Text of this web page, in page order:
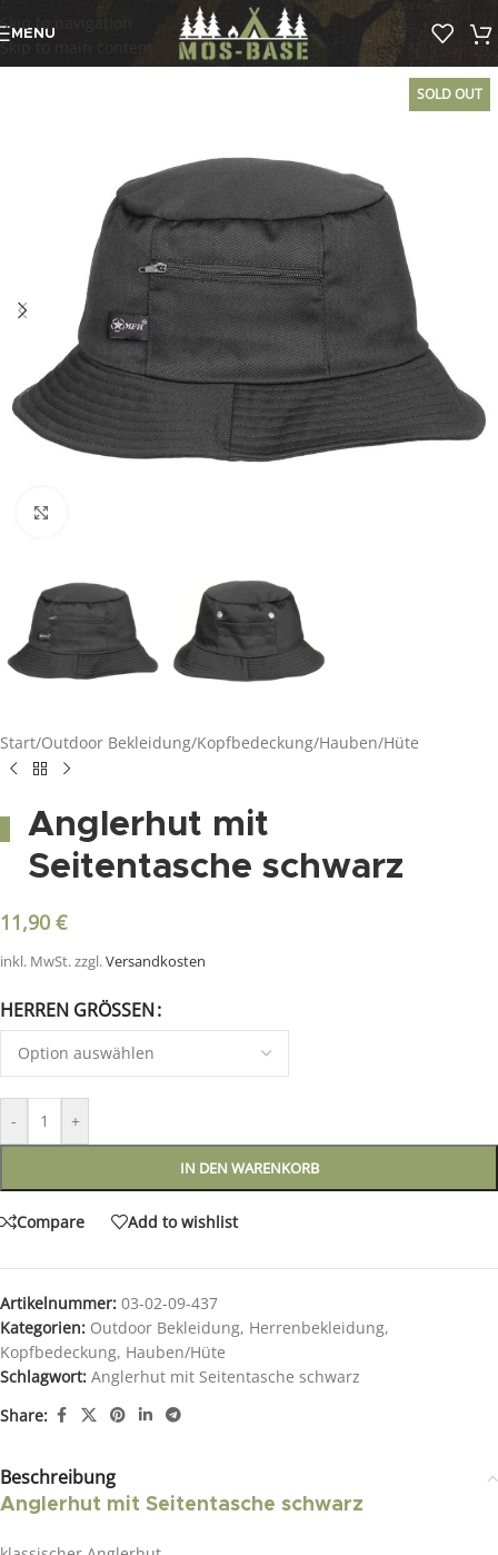
Skip to navigation
Skip to main content
MENU
SOLD OUT
Start/Outdoor Bekleidung/Kopfbedeckung/Hauben/Hüte
Anglerhut mit
Seitentasche schwarz
11,90 €
inkl. MwSt.zzgl.Versandkosten
HERREN GRÖSSEN
- +
IN DEN WARENKORB
Compare Add to wishlist
Artikelnummer: 03-02-09-437
Kategorien: Outdoor Bekleidung, Herrenbekleidung,
Kopfbedeckung, Hauben/Hüte
Schlagwort: Anglerhut mit Seitentasche schwarz
Share:
Beschreibung
Anglerhut mit Seitentasche schwarz